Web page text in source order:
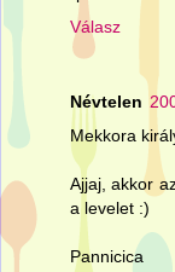
Válasz
Névtelen
Mekkora
Ajjaj, akkor
a levelet :)
Pannicica